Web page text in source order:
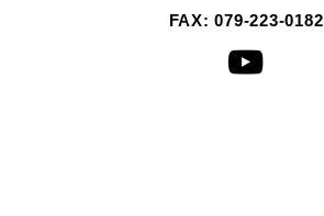
FAX: 079-223-0182